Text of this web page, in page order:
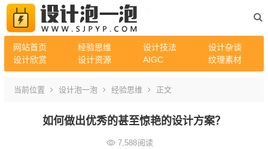
网站首页 经验思维 设计技法
设计杂谈
设计欣赏
设计资源 AIGC 纹理素材
当前位置 设计泡一泡 经验思维 正文
如何做出优秀的甚至惊艳的设计方案？
7,588阅读